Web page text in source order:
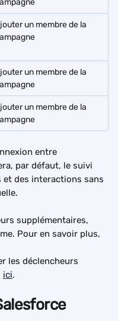
un membre de la
un membre de la
un membre de la
entre
par défaut, le suivi
des interactions sans
supplémentaires,
Pour en savoir plus,
les déclencheurs
ici.